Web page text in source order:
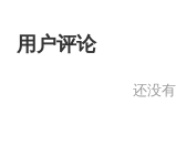
用户评论
还没